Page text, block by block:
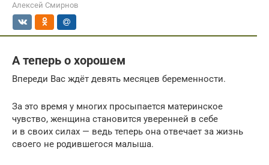
Алексей Смирнов
А теперь о хорошем
Впереди Вас ждёт девять месяцев беременности.
За это время у многих просыпается материнское
чувство, женщина становится уверенней в себе
и в своих силах — ведь теперь она отвечает за жизнь
своего не родившегося малыша.